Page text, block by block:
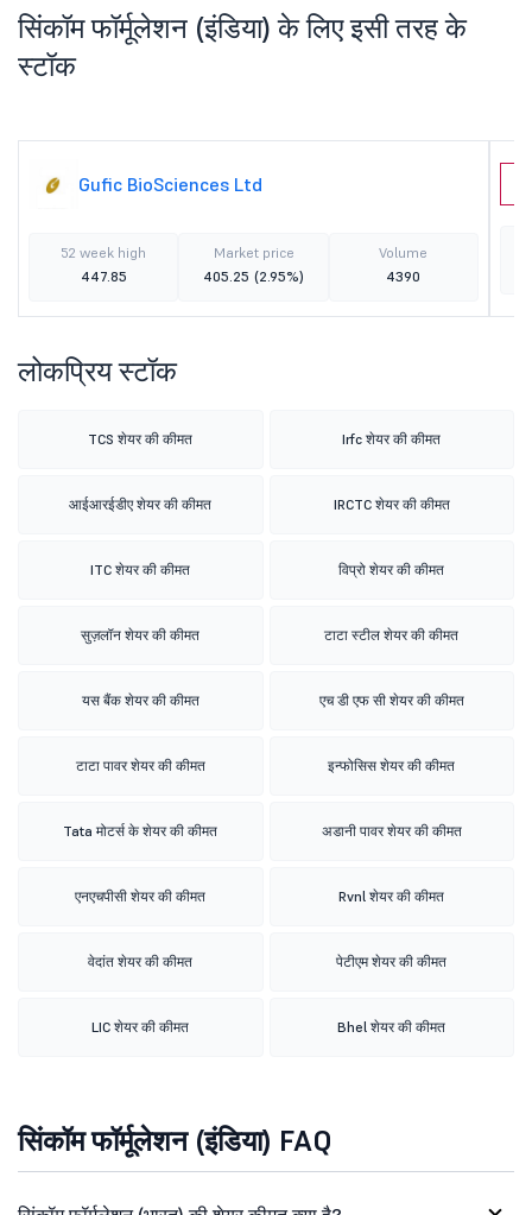
सिंकॉम फॉर्मूलेशन (इंडिया) के लिए इसी तरह के
स्टॉक
Gufic BioSciences Ltd
52 week high
447.85
Market price
405.25 (2.95%)
Volume
4390
लोकप्रिय स्टॉक
TCS शेयर की कीमत Irfc शेयर की कीमत
आईआरईडीए शेयर की कीमत IRCTC शेयर की कीमत
ITC शेयर की कीमत विप्रो शेयर की कीमत
सुज़लॉन शेयर की कीमत टाटा स्टील शेयर की कीमत
यस बैंक शेयर की कीमत एच डी एफ सी शेयर की कीमत
टाटा पावर शेयर की कीमत इन्फोसिस शेयर की कीमत
Tata मोटर्स के शेयर की कीमत अडानी पावर शेयर की कीमत
एनएचपीसी शेयर की कीमत Rvnl शेयर की कीमत
वेदांत शेयर की कीमत पेटीएम शेयर की कीमत
LIC शेयर की कीमत Bhel शेयर की कीमत
सिंकॉम फॉर्मूलेशन (इंडिया) FAQ